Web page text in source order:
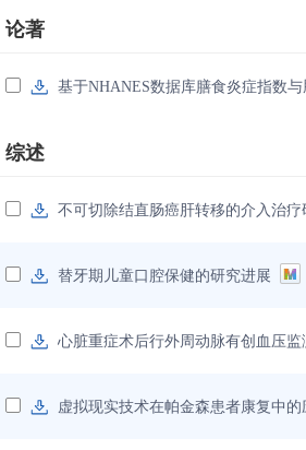
论著
基于NHANES数据库膳食炎症指数
综述
不可切除结直肠癌肝转移的介入治疗
替牙期儿童口腔保健的研究进展
心脏重症术后行外周动脉有创血压
虚拟现实技术在帕金森患者康复中的